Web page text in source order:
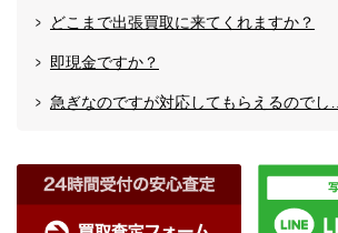
どこまで出張買取に来てくれますか？
即現金ですか？
急ぎなのですが対応してもらえるのでし…